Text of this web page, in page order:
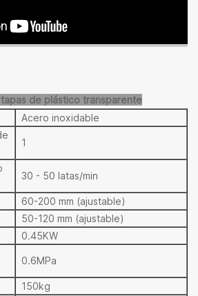
de plástico transparente
Acero inoxidable
1
30 - 50 latas/min
60-200 mm (ajustable)
50-120 mm (ajustable)
0.45KW
0.6MPa
150kg